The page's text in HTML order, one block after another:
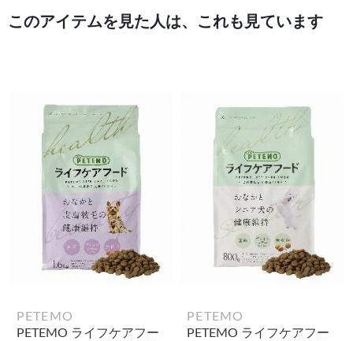
このアイテムを見た人は、これも見ています
PETEMO
PETEMO ライフケアフー
PETEMO
PETEMO ライフケアフー